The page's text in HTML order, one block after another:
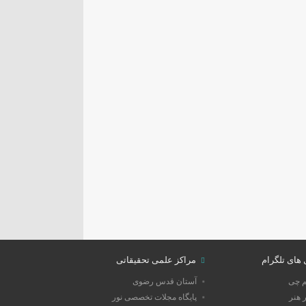
های تلگرام
چی
هنر
مراکز علمی تحقیقاتی
آستان قدس رضوی
پایگاه مجلات تخصصی نور